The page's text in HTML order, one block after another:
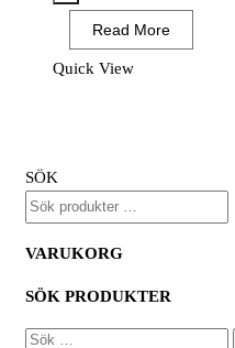
Supreme
(12
Read More
Quick View
SÖK
VARUKORG
SÖK PRODUKTER
SÖK